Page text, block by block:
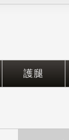
護腿